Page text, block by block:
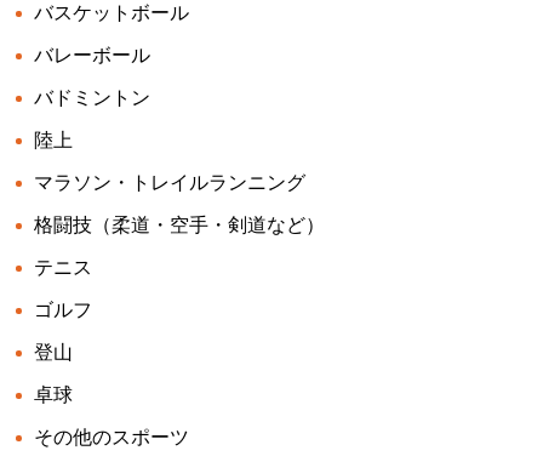
バスケットボール
バレーボール
バドミントン
陸上
マラソン・トレイルランニング
格闘技（柔道・空手・剣道など）
テニス
ゴルフ
登山
卓球
その他のスポーツ